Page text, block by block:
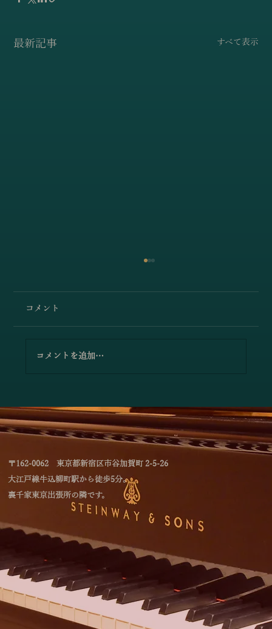
最新記事 すべて表示
ー」
コメント
コメントを追加…
〒162-0062 東京都新宿区市谷加賀町 2-5-26
大江戸線牛込柳町駅から徒歩5分。
裏千家東京出張所の隣です。